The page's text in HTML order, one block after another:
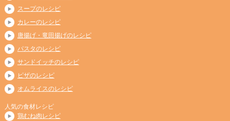
スープのレシピ
カレーのレシピ
唐揚げ・竜田揚げのレシピ
パスタのレシピ
サンドイッチのレシピ
ピザのレシピ
オムライスのレシピ
人気の食材レシピ
鶏むね肉レシピ